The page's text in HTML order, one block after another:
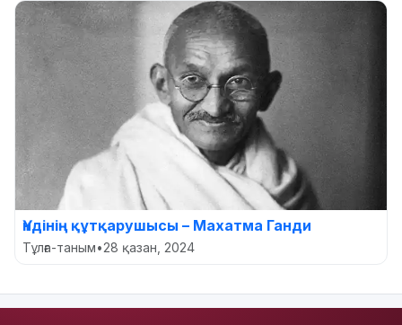
Үндінің құтқарушысы – Махатма Ганди
Тұлға-таным•28 қазан, 2024